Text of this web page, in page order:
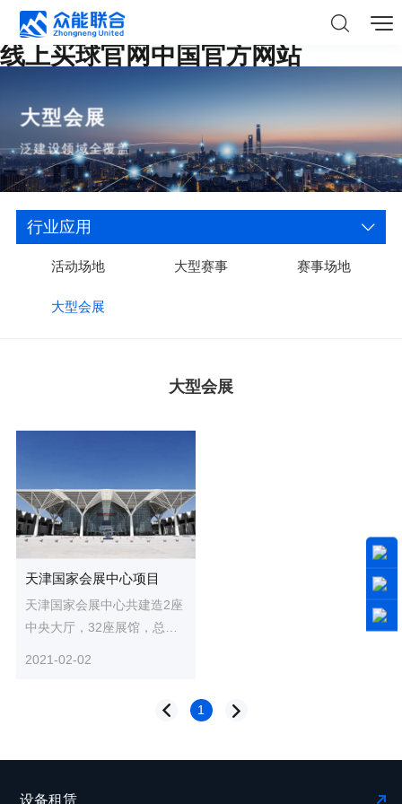
线上买球官网中国官方网站
大型会展
泛建设领域全覆盖
行业应用
活动场地 大型赛事 赛事场地
大型会展
大型会展
天津国家会展中心项目
天津国家会展中心共建造2座
中央大厅，32座展馆，总建
2021-02-02
1
设备租赁